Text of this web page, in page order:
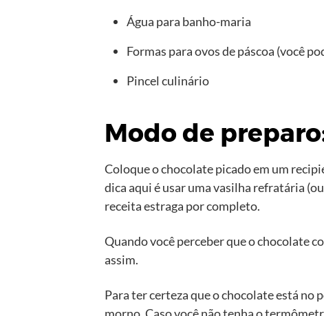
Água para banho-maria
Formas para ovos de páscoa (você
Pincel culinário
Modo de
Coloque o chocolate picado em um
dica aqui é usar uma vasilha refratária
receita estraga por completo.
Quando você perceber que o chocolate
assim.
Para ter certeza que o chocolate está no